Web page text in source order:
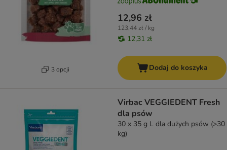
3 opcji
12,96 zł
123,44 zł / kg
12,31 zł
Dodaj do koszyka
Virbac VEGGIEDENT Fresh
dla psów
30 x 35 g L dla dużych psów (>30
kg)